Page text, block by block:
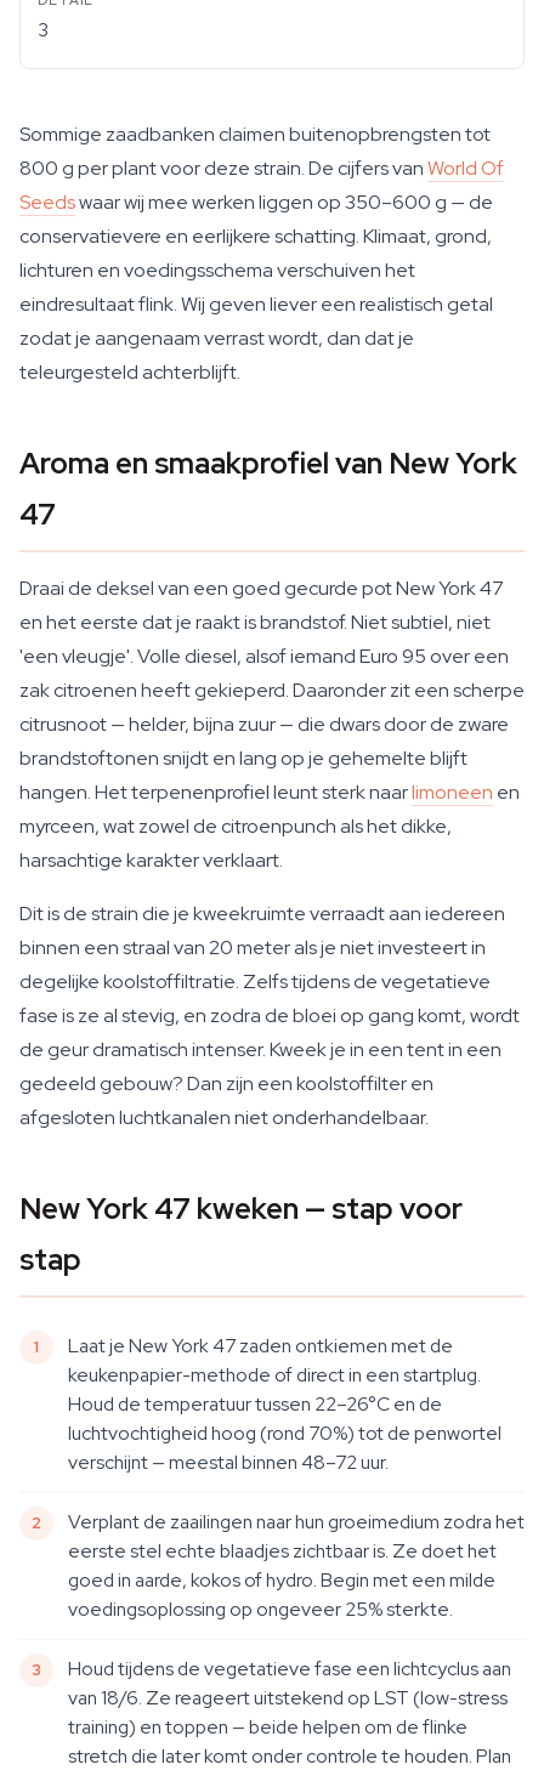
3
Sommige zaadbanken claimen buitenopbrengsten tot
800 g per plant voor deze strain. De cijfers vanWorld Of
Seedswaar wij mee werken liggen op 350–600 g — de
conservatievere en eerlijkere schatting. Klimaat, grond,
lichturen en voedingsschema verschuiven het
eindresultaat flink. Wij geven liever een realistisch getal
zodat je aangenaam verrast wordt, dan dat je
teleurgesteld achterblijft.
Aroma en smaakprofiel van New York
47
Draai de deksel van een goed gecurde pot New York 47
en het eerste dat je raakt is brandstof. Niet subtiel, niet
'een vleugje'. Volle diesel, alsof iemand Euro 95 over een
zak citroenen heeft gekieperd. Daaronder zit een scherpe
citrusnoot — helder, bijna zuur — die dwars door de zware
brandstoftonen snijdt en lang op je gehemelte blijft
hangen. Het terpenenprofiel leunt sterk naarlimoneen en
myrceen, wat zowel de citroenpunch als het dikke,
harsachtige karakter verklaart.
Dit is de strain die je kweekruimte verraadt aan iedereen
binnen een straal van 20 meter als je niet investeert in
degelijke koolstoffiltratie. Zelfs tijdens de vegetatieve
fase is ze al stevig, en zodra de bloei op gang komt, wordt
de geur dramatisch intenser. Kweek je in een tent in een
gedeeld gebouw? Dan zijn een koolstoffilter en
afgesloten luchtkanalen niet onderhandelbaar.
New York 47 kweken — stap voor
stap
Laat je New York 47 zaden ontkiemen met de
keukenpapier-methode of direct in een startplug.
Houd de temperatuur tussen 22–26°C en de
luchtvochtigheid hoog (rond 70%) tot de penwortel
verschijnt — meestal binnen 48–72 uur.
Verplant de zaailingen naar hun groeimedium zodra het
eerste stel echte blaadjes zichtbaar is. Ze doet het
goed in aarde, kokos of hydro. Begin met een milde
voedingsoplossing op ongeveer 25% sterkte.
Houd tijdens de vegetatieve fase een lichtcyclus aan
van 18/6. Ze reageert uitstekend op LST (low-stress
training) en toppen — beide helpen om de flinke
stretch die later komt onder controle te houden. Plan